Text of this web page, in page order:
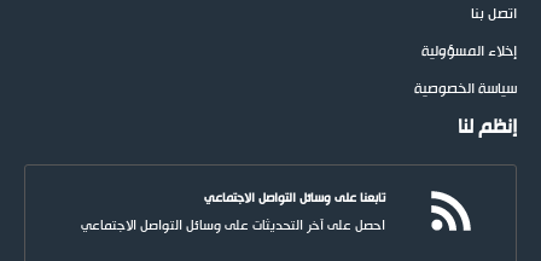
اتصل بنا
إخلاء المسؤولية
سياسة الخصوصية
إنظم لنا
تابعنا على وسائل التواصل الاجتماعي
احصل على آخر التحديثات على وسائل التواصل الاجتماعي